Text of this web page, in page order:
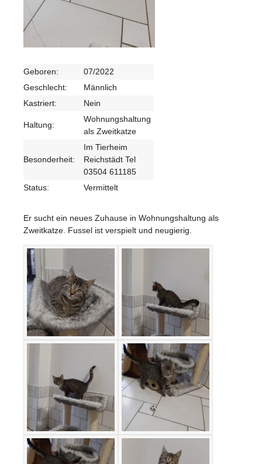
Geboren:
07/2022
Geschlecht:
Männlich
Kastriert:
Nein
Haltung:
Wohnungshaltung
als Zweitkatze
Besonderheit:
Im Tierheim
Reichstädt Tel
03504 611185
Status:
Vermittelt
Er sucht ein neues Zuhause in Wohnungshaltung als
Zweitkatze. Fussel ist verspielt und neugierig.